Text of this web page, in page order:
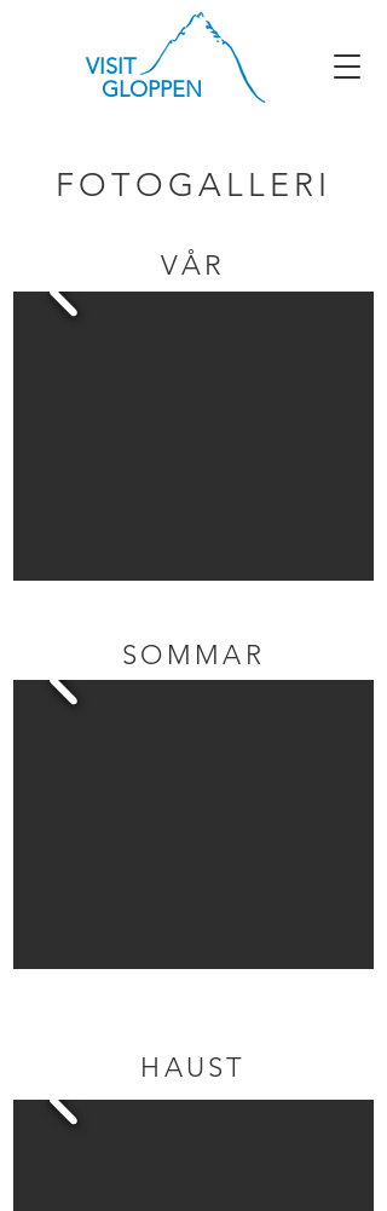
VISIT
GLOPPEN
FOTOGALLERI
VÅR
SOMMAR
HAUST